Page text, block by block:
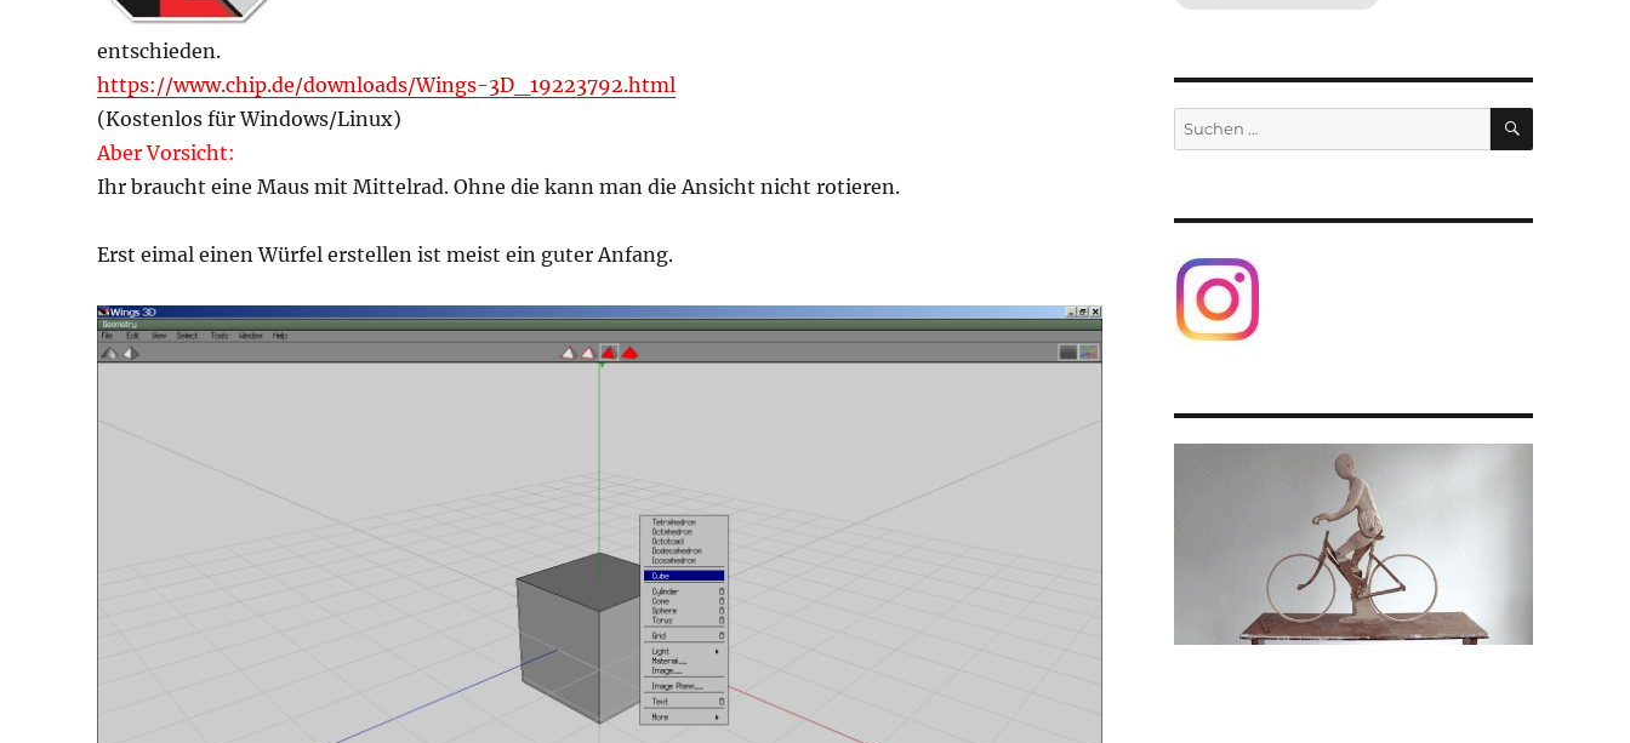
entschieden.
https://www.chip.de/downloads/Wings-3D_19223792.html
(Kostenlos für Windows/Linux)
Aber Vorsicht:
Ihr braucht eine Maus mit Mittelrad. Ohne die kann man die Ansicht nicht rotieren.
Erst eimal einen Würfel erstellen ist meist ein guter Anfang.
Suchen
nach:
SUCHEN